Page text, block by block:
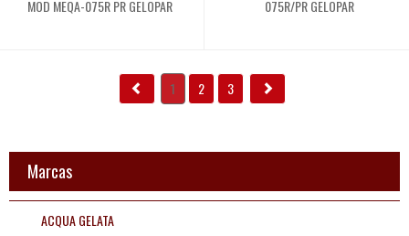
MOD MEQA-075R PR GELOPAR 075R/PR GELOPAR
1 2 3
Marcas
ACQUA GELATA
preencha os dados para iniciar: